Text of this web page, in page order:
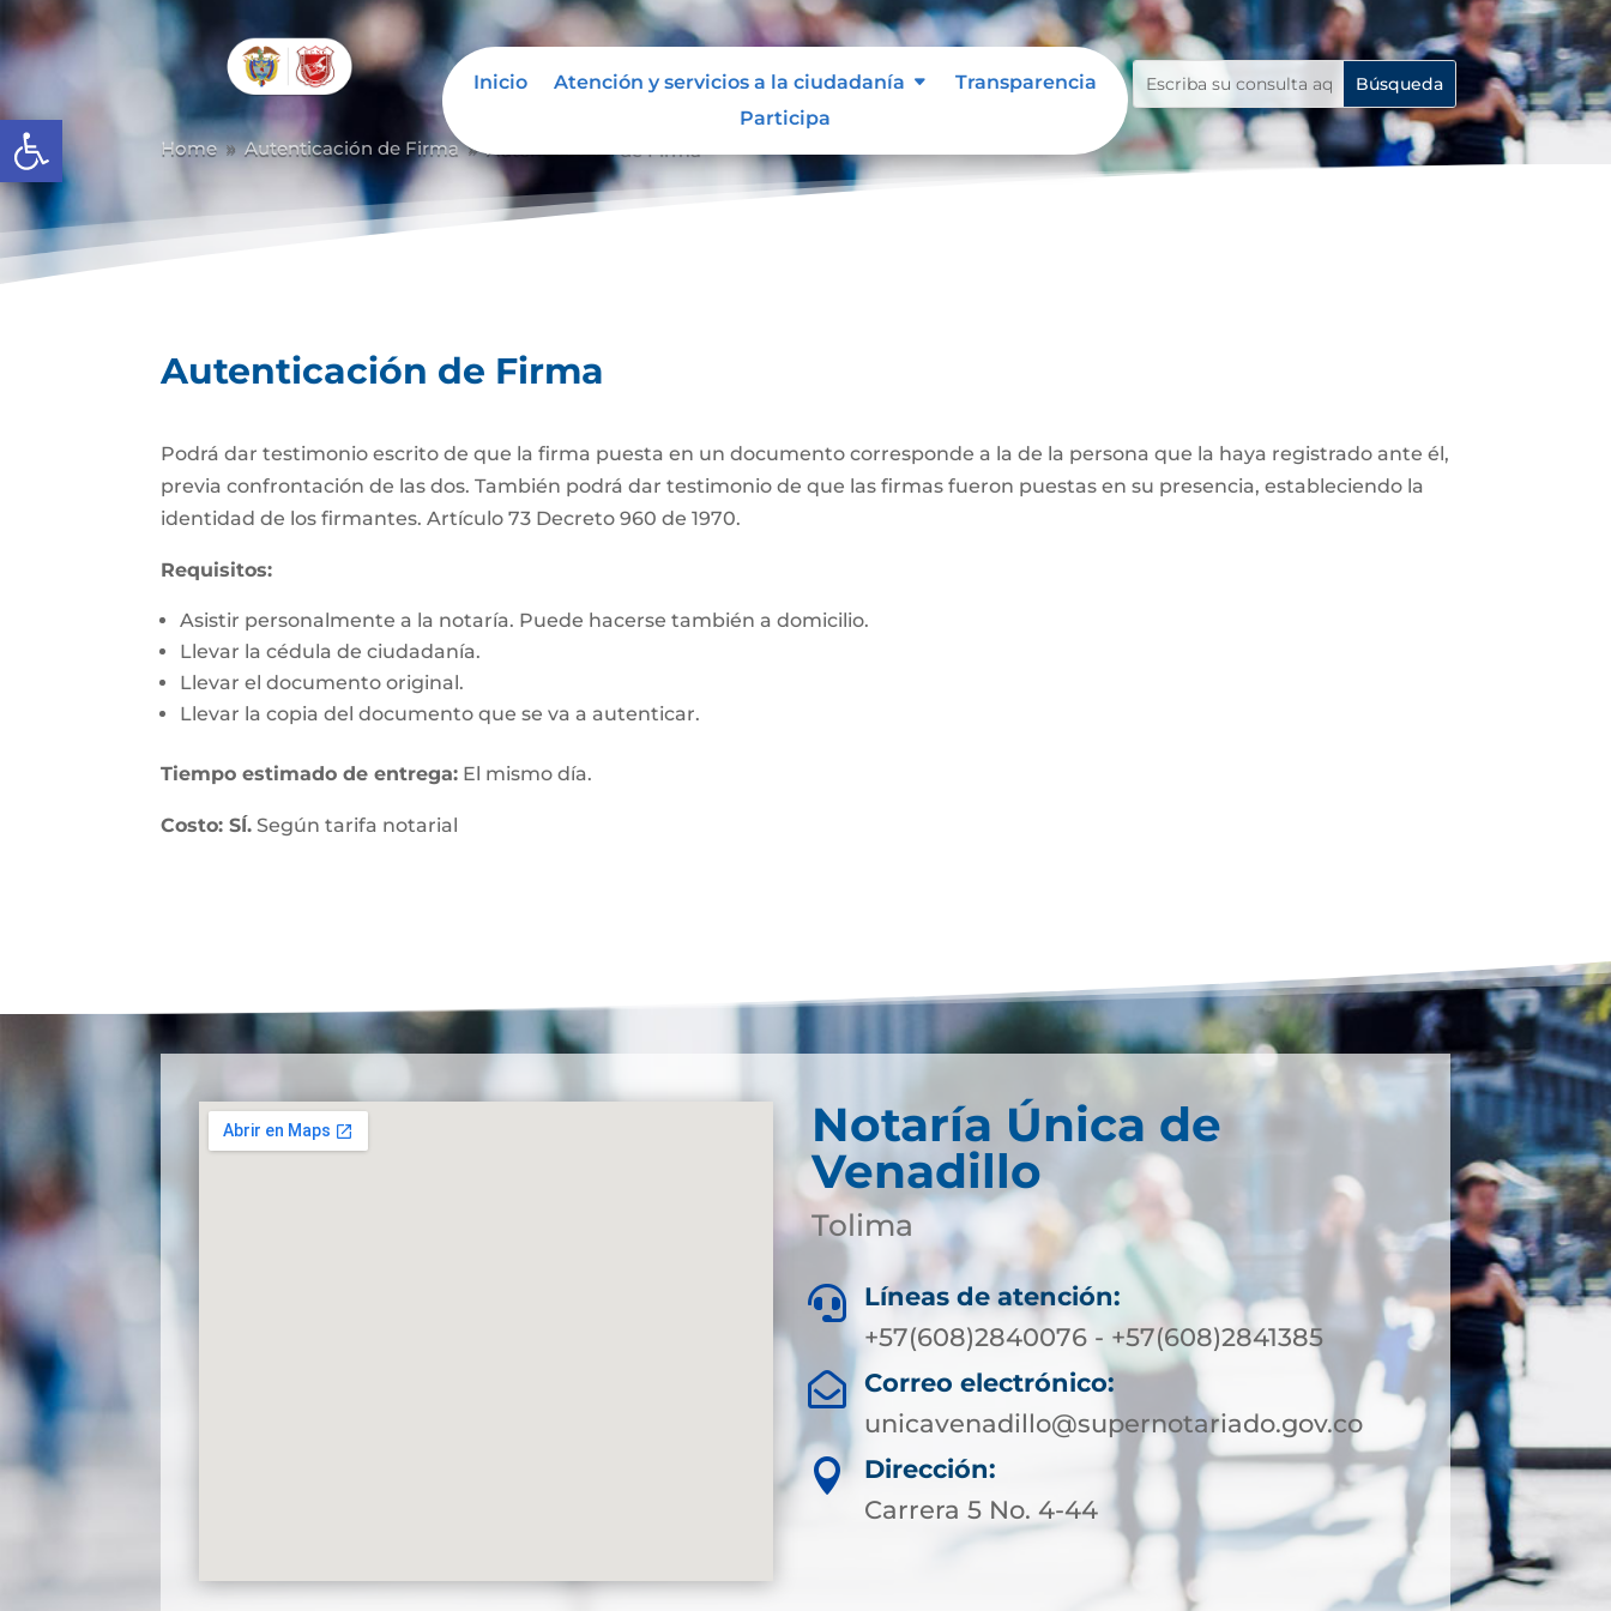
Abrir barra de herramientas
Inicio Atención y servicios a la ciudadanía
Transparencia
Participa
Home 9 Autenticación de Firma 9
Autenticación de Firma
Podrá dar testimonio escrito de que la firma puesta en un documento corresponde a la de la persona que la haya registrado ante él,
previa confrontación de las dos. También podrá dar testimonio de que las firmas fueron puestas en su presencia, estableciendo la
identidad de los firmantes. Artículo 73 Decreto 960 de 1970.
Requisitos:
Asistir personalmente a la notaría. Puede hacerse también a domicilio.
Llevar la cédula de ciudadanía.
Llevar el documento original.
Llevar la copia del documento que se va a autenticar.
Tiempo estimado de entrega: El mismo día.
Costo: SÍ. Según tarifa notarial
Notaría Única de
Venadillo
Tolima

Líneas de atención:
+57(608)2840076 - +57(608)2841385

Correo electrónico:
unicavenadillo@supernotariado.gov.co

Dirección:
Carrera 5 No. 4-44